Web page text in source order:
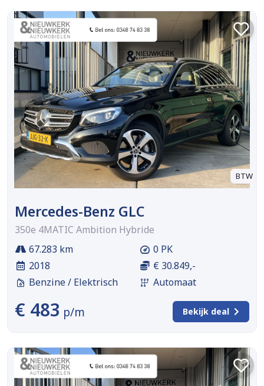
BTW
Mercedes-Benz GLC
350e 4MATIC Ambition Hybride
67.283 km
2018
Benzine / Elektrisch
0 PK
€ 30.849,-
Automaat
€ 483 p/m Bekijk deal